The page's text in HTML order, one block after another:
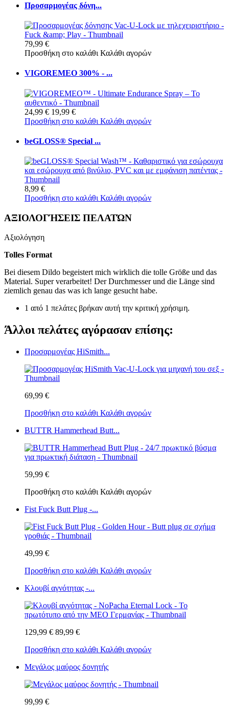
Προσαρμογέας δόνη...
79,99 €
Προσθήκη στο καλάθι Καλάθι αγορών
VIGOREMEO 300% - ...
24,99 € 19,99 €
Προσθήκη στο καλάθι Καλάθι αγορών
beGLOSS® Special ...
8,99 €
Προσθήκη στο καλάθι Καλάθι αγορών
ΑΞΙΟΛΟΓΉΣΕΙΣ ΠΕΛΑΤΏΝ
Αξιολόγηση
Tolles Format
Bei diesem Dildo begeistert mich wirklich die tolle Größe und das
Material. Super verarbeitet! Der Durchmesser und die Länge sind
ziemlich genau das was ich lange gesucht habe.
1 από 1 πελάτες βρήκαν αυτή την κριτική χρήσιμη.
Άλλοι πελάτες αγόρασαν επίσης:
Προσαρμογέας HiSmith...
69,99 €
Προσθήκη στο καλάθι Καλάθι αγορών
BUTTR Hammerhead Butt...
59,99 €
Προσθήκη στο καλάθι Καλάθι αγορών
Fist Fuck Butt Plug -...
49,99 €
Προσθήκη στο καλάθι Καλάθι αγορών
Κλουβί αγνότητας -...
129,99 € 89,99 €
Προσθήκη στο καλάθι Καλάθι αγορών
Μεγάλος μαύρος δονητής
99,99 €